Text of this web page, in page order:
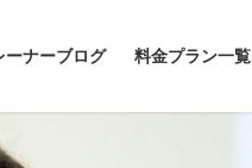
ーナーブログ 料金プラン一覧